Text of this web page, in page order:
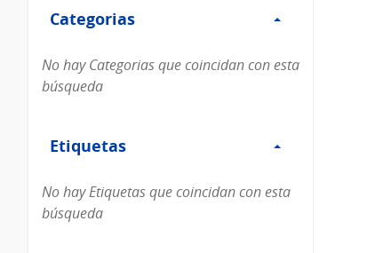
Categorias
Categorias
No hay Categorias que coincidan con esta
búsqueda
Etiquetas
Etiquetas
No hay Etiquetas que coincidan con esta
búsqueda